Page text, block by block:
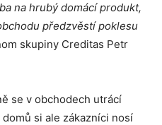
na hrubý domácí produkt,
předzvěstí poklesu
skupiny Creditas Petr
se v obchodech utrácí
si ale zákazníci nosí